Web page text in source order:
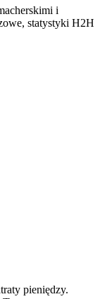
i
statystyki H2H
pieniędzy.